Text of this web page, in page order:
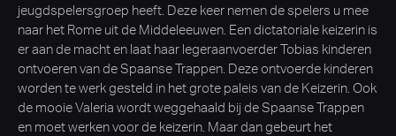
jeugdspelersgroep heeft. Deze keer nemen de spelers u mee
naar het Rome uit de Middeleeuwen. Een dictatoriale keizerin is
er aan de macht en laat haar legeraanvoerder Tobias kinderen
ontvoeren van de Spaanse Trappen. Deze ontvoerde kinderen
worden te werk gesteld in het grote paleis van de Keizerin. Ook
de mooie Valeria wordt weggehaald bij de Spaanse Trappen
en moet werken voor de keizerin. Maar dan gebeurt het